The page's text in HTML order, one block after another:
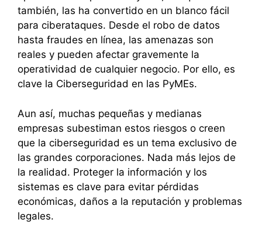
también, las ha convertido en un blanco fácil
para ciberataques. Desde el robo de datos
hasta fraudes en línea, las amenazas son
reales y pueden afectar gravemente la
operatividad de cualquier negocio. Por ello, es
clave la Ciberseguridad en las PyMEs.
Aun así, muchas pequeñas y medianas
empresas subestiman estos riesgos o creen
que la ciberseguridad es un tema exclusivo de
las grandes corporaciones. Nada más lejos de
la realidad. Proteger la información y los
sistemas es clave para evitar pérdidas
económicas, daños a la reputación y problemas
legales.